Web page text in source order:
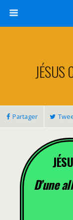
JÉSUS
Partager
D’une